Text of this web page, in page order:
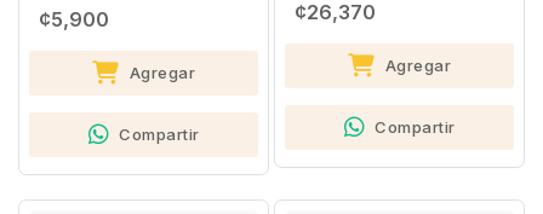
¢5,900
Agregar
Compartir
¢26,370
Agregar
Compartir